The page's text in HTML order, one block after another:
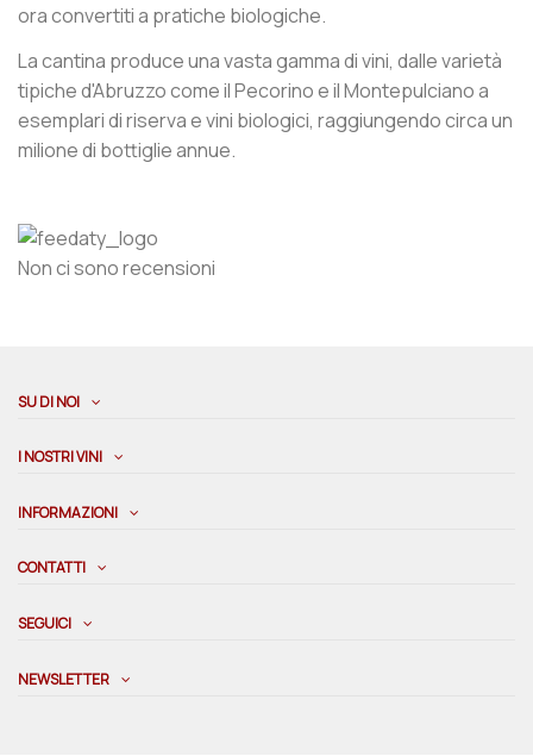
ora convertiti a pratiche biologiche.
La cantina produce una vasta gamma di vini, dalle varietà
tipiche d'Abruzzo come il Pecorino e il Montepulciano a
esemplari di riserva e vini biologici, raggiungendo circa un
milione di bottiglie annue​.
Non ci sono recensioni
SU DI NOI
I NOSTRI VINI
INFORMAZIONI
CONTATTI
SEGUICI
NEWSLETTER